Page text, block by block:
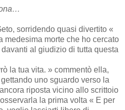
sorridendo quasi divertito «
medesima morte che ho cercato
al giudizio di tutta questa
la tua vita. » commentò ella,
uno sguardo verso la
riposta vicino allo scrittoio
la prima volta « E per